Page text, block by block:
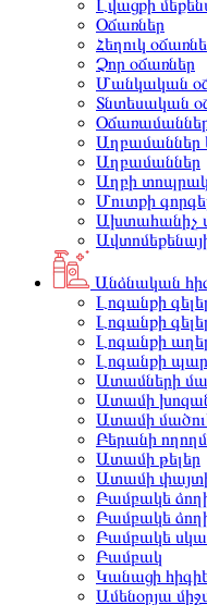
Լվացքի
Օճառներ
Հեղուկ
Չոր օճառներ
Մանկական
Տնտեսական
Աղբամաններ
Աղբամաններ
Աղբի
Մուտքի
Ախտահանիչ
Անձնական
Լոգանքի
Լոգանքի
Լոգանքի
Լոգանքի
Ատամների
Ատամի
Ատամի
Բերանի
Ատամի թելեր
Ատամի
Բամբակե
Բամբակե
Բամբակե
Բամբակ
Կանացի
Ամենօրյա